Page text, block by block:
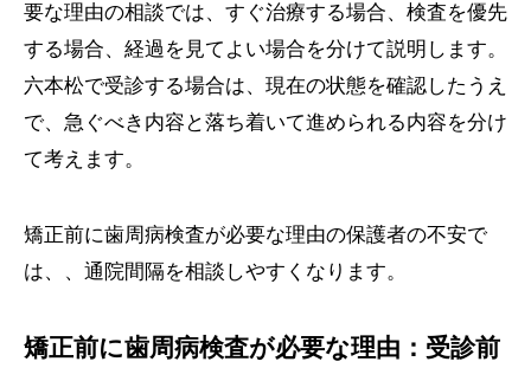
要な理由の相談では、すぐ治療する場合、検査を優先
する場合、経過を見てよい場合を分けて説明します。
六本松で受診する場合は、現在の状態を確認したうえ
で、急ぐべき内容と落ち着いて進められる内容を分け
て考えます。
矯正前に歯周病検査が必要な理由の保護者の不安で
は、、通院間隔を相談しやすくなります。
矯正前に歯周病検査が必要な理由：受診前